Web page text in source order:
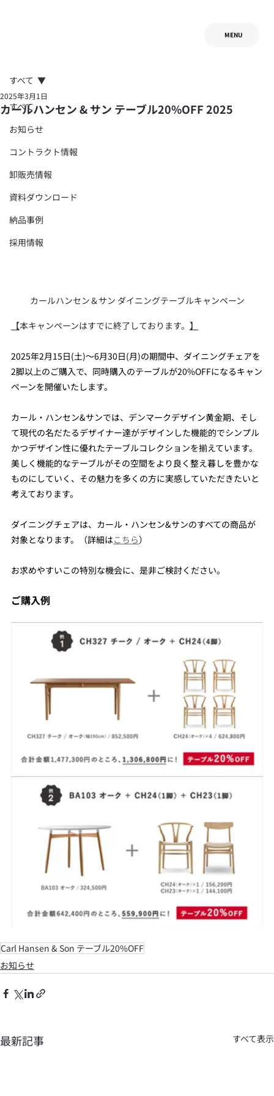
MENU
すべて
お知らせ
コントラクト情報
卸販売情報
資料ダウンロード
納品事例
採用情報
すべて
カールハンセン & サン テーブル20%OFF 2025
2025年3月1日
カールハンセン＆サン ダイニングテーブルキャンペーン
【本キャンペーンはすでに終了しております。 】
2025年2月15日(土)～6月30日(月)の期間中、ダイニングチェアを
2脚以上のご購入で、同時購入のテーブルが20%OFFになるキャン
ペーンを開催いたします。
カール・ハンセン&サンでは、デンマークデザイン黄金期、そし
て現代の名だたるデザイナー達がデザインした機能的でシンプル
かつデザイン性に優れたテーブルコレクションを揃えています。
美しく機能的なテーブルがその空間をより良く整え暮しを豊かな
ものにしていく、その魅力を多くの方に実感していただきたいと
考えております。
ダイニングチェアは、カール・ハンセン&サンのすべての商品が
対象となります。（詳細はこちら）
お求めやすいこの特別な機会に、是非ご検討ください。
ご購入例
Carl Hansen & Son テーブル20%OFF
お知らせ
最新記事 すべて表示